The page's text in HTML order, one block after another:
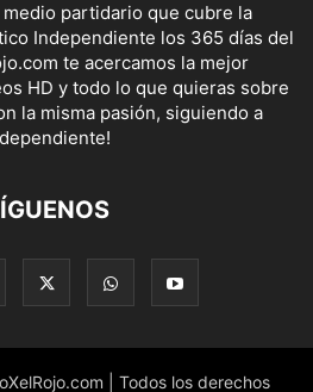
partidario que cubre la
Independiente los 365 días del
te acercamos la mejor
HD y todo lo que quieras sobre
la misma pasión, siguiendo a
| Todos los derechos